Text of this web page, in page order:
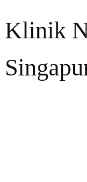
Klinik